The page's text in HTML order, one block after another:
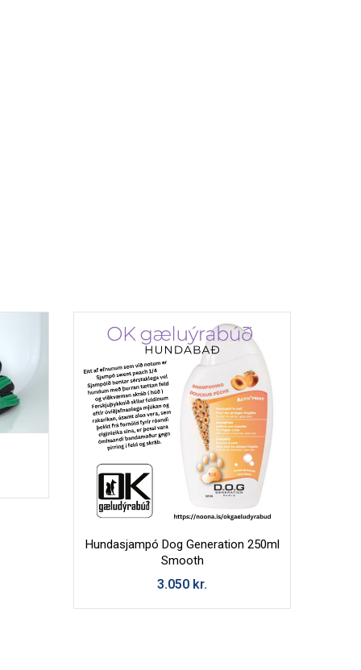
Hundasjampó Dog Generation 250ml
Smooth
3.050 kr.
vel á
við